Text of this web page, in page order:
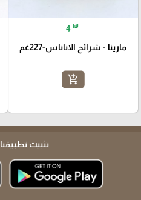
4 ₪
مارينا - شرائح الاناناس-227غم
add_shopping_cart
تثبيت تطبيقنا